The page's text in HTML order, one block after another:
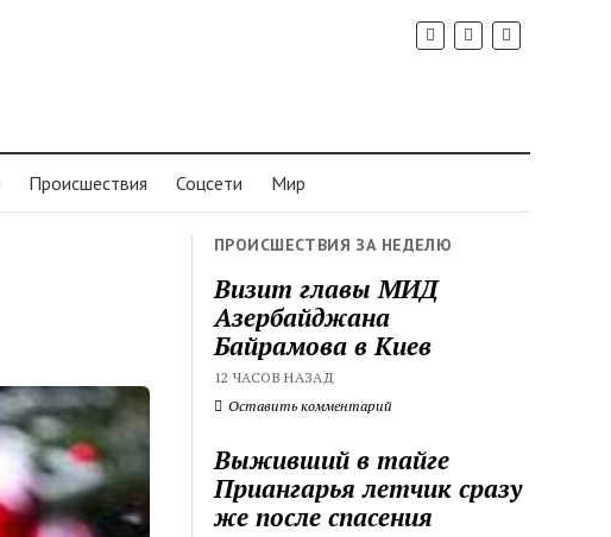
Проиcшествия Соцсети Мир
ПРОИСШЕСТВИЯ ЗА НЕДЕЛЮ
Визит главы МИД
Азербайджана
Байрамова в Киев
12 ЧАСОВ НАЗАД
Оставить комментарий
Выживший в тайге
Приангарья летчик сразу
же после спасения